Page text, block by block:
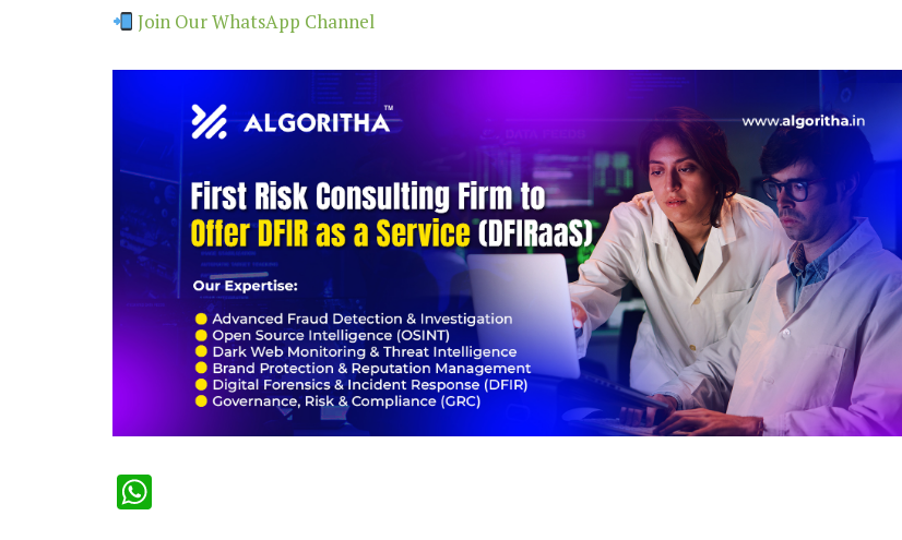
Join Our WhatsApp Channel